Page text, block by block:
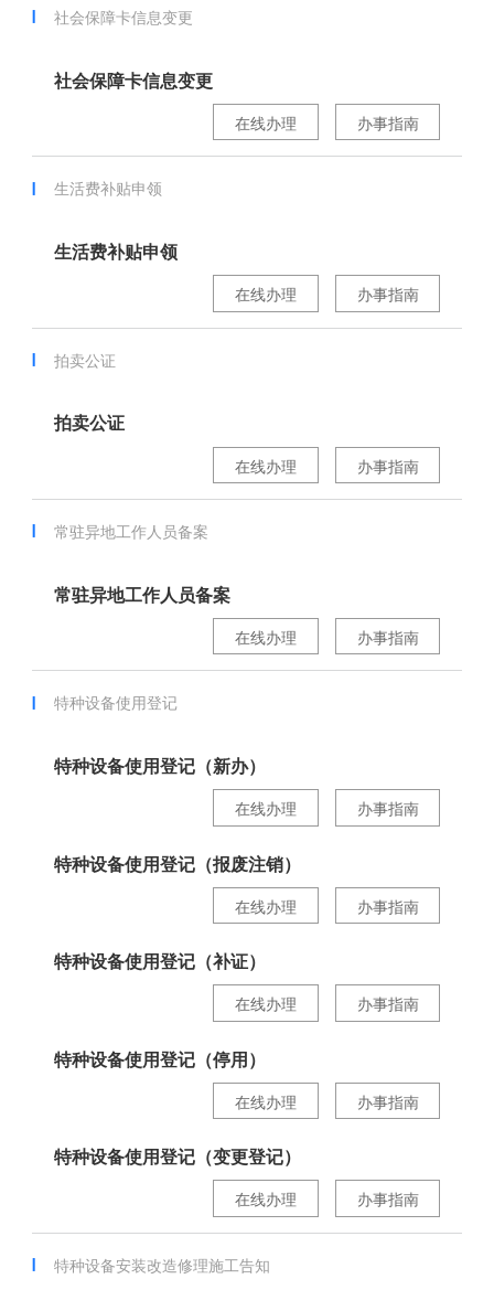
社会保障卡信息变更
社会保障卡信息变更
办事指南
在线办理
生活费补贴申领
生活费补贴申领
办事指南
在线办理
拍卖公证
拍卖公证
办事指南
在线办理
常驻异地工作人员备案
常驻异地工作人员备案
办事指南
在线办理
特种设备使用登记
特种设备使用登记（新办）
办事指南
在线办理
特种设备使用登记（报废注销）
办事指南
在线办理
特种设备使用登记（补证）
办事指南
在线办理
特种设备使用登记（停用）
办事指南
在线办理
特种设备使用登记（变更登记）
办事指南
在线办理
特种设备安装改造修理施工告知